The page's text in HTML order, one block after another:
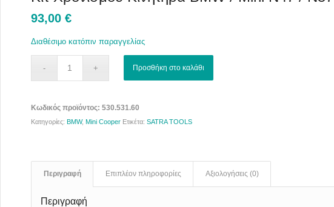
93,00 €
Διαθέσιμο κατόπιν παραγγελίας
Προσθήκη στο καλάθι
Κωδικός προϊόντος: 530.531.60
Κατηγορίες: BMW, Mini Cooper Ετικέτα: SATRA TOOLS
Περιγραφή Επιπλέον πληροφορίες Αξιολογήσεις (0)
Περιγραφή